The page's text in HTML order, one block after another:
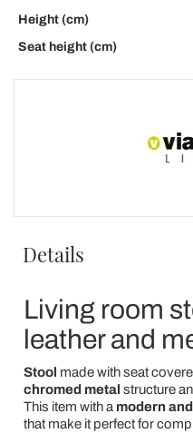
Height (cm)
Seat height (cm)
Details
Living room
leather and
Stool made with seat
chromed metal structure
This item with a modern
that make it perfect for